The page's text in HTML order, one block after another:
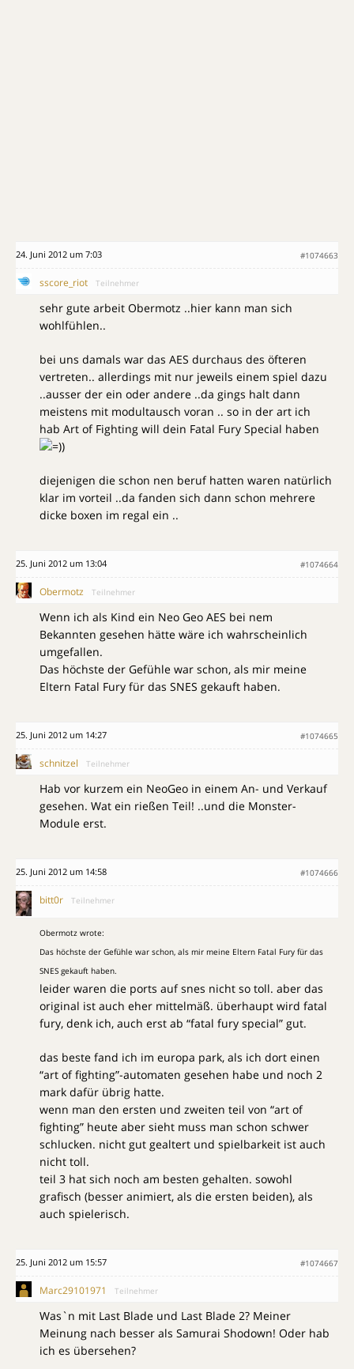
24. Juni 2012 um 7:03 #1074663
sscore_riot Teilnehmer
sehr gute arbeit Obermotz ..hier kann man sich
wohlfühlen..
bei uns damals war das AES durchaus des öfteren
vertreten.. allerdings mit nur jeweils einem spiel dazu
..ausser der ein oder andere ..da gings halt dann
meistens mit modultausch voran .. so in der art ich
hab Art of Fighting will dein Fatal Fury Special haben
)
diejenigen die schon nen beruf hatten waren natürlich
klar im vorteil ..da fanden sich dann schon mehrere
dicke boxen im regal ein ..
25. Juni 2012 um 13:04 #1074664
Obermotz Teilnehmer
Wenn ich als Kind ein Neo Geo AES bei nem
Bekannten gesehen hätte wäre ich wahrscheinlich
umgefallen.
Das höchste der Gefühle war schon, als mir meine
Eltern Fatal Fury für das SNES gekauft haben.
25. Juni 2012 um 14:27 #1074665
schnitzel Teilnehmer
Hab vor kurzem ein NeoGeo in einem An- und Verkauf
gesehen. Wat ein rießen Teil! ..und die Monster-
Module erst.
25. Juni 2012 um 14:58 #1074666
bitt0r Teilnehmer
Obermotz wrote:
Das höchste der Gefühle war schon, als mir meine Eltern Fatal Fury für das
SNES gekauft haben.
leider waren die ports auf snes nicht so toll. aber das
original ist auch eher mittelmäß. überhaupt wird fatal
fury, denk ich, auch erst ab “fatal fury special” gut.
das beste fand ich im europa park, als ich dort einen
“art of fighting”-automaten gesehen habe und noch 2
mark dafür übrig hatte.
wenn man den ersten und zweiten teil von “art of
fighting” heute aber sieht muss man schon schwer
schlucken. nicht gut gealtert und spielbarkeit ist auch
nicht toll.
teil 3 hat sich noch am besten gehalten. sowohl
grafisch (besser animiert, als die ersten beiden), als
auch spielerisch.
25. Juni 2012 um 15:57 #1074667
Marc29101971 Teilnehmer
Was`n mit Last Blade und Last Blade 2? Meiner
Meinung nach besser als Samurai Shodown! Oder hab
ich es übersehen?